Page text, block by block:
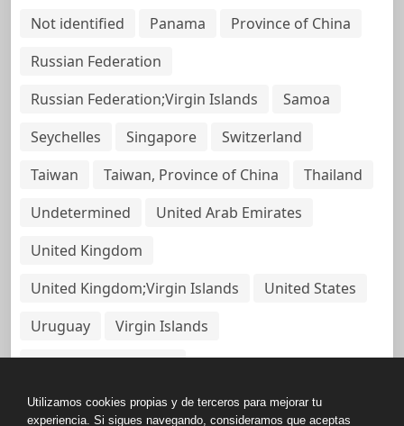
Not identified
Panama
Province of China
Russian Federation
Russian Federation;Virgin Islands
Samoa
Seychelles
Singapore
Switzerland
Taiwan
Taiwan, Province of China
Thailand
Undetermined
United Arab Emirates
United Kingdom
United Kingdom;Virgin Islands
United States
Uruguay
Virgin Islands
Virgin Islands, British
Utilizamos cookies propias y de terceros para mejorar tu
experiencia. Si sigues navegando, consideramos que aceptas